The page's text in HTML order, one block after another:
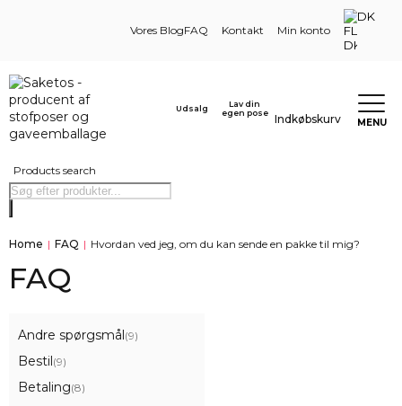
Vores BlogFAQ Kontakt Min konto
DK
Products search
Udsalg
Lav din
egen pose
Indkøbskurv MENU
Home | FAQ | Hvordan ved jeg, om du kan sende en pakke til mig?
FAQ
Andre spørgsmål(9)
Bestil(9)
Betaling(8)